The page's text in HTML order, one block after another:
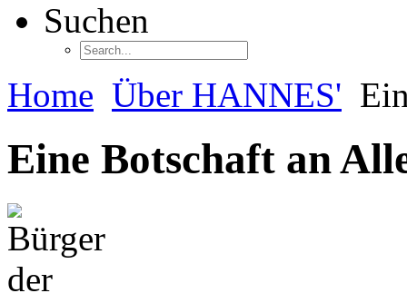
Suchen
Home Über HANNES'
Eine Botschaft an